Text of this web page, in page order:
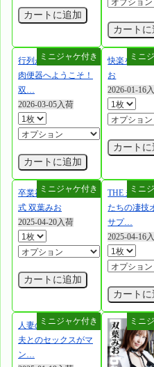
カートに追加
カートに
行列ができる中出し
肉便器へようこそ！
双…
2026-03-05入荷
カートに追加
快楽を求め
お
2026-01-16
カートに
卒業祝いの童貞卒業
式 双葉みお
2025-04-20入荷
カートに追加
THE 未公開
たちの凄技
サプ…
2025-04-16
カートに
人妻の為の快楽園 ～
夫とのセックスがマ
ン…